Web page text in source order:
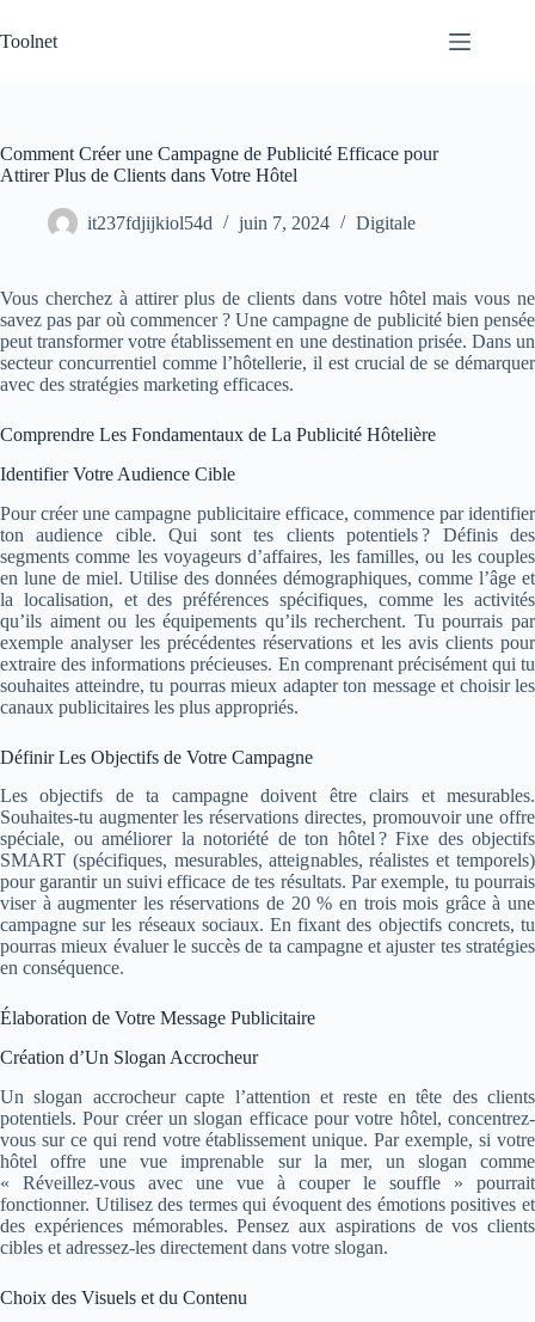
au
contenu
Toolnet
Comment Créer une Campagne de Publicité Efficace pour
Attirer Plus de Clients dans Votre Hôtel
it237fdjijkiol54d juin 7, 2024 Digitale
Vous cherchez à attirer plus de clients dans votre hôtel mais vous ne
savez pas par où commencer ? Une campagne de publicité bien pensée
peut transformer votre établissement en une destination prisée. Dans un
secteur concurrentiel comme l’hôtellerie, il est crucial de se démarquer
avec des stratégies marketing efficaces.
Comprendre Les Fondamentaux de La Publicité Hôtelière
Identifier Votre Audience Cible
Pour créer une campagne publicitaire efficace, commence par identifier
ton audience cible. Qui sont tes clients potentiels ? Définis des
segments comme les voyageurs d’affaires, les familles, ou les couples
en lune de miel. Utilise des données démographiques, comme l’âge et
la localisation, et des préférences spécifiques, comme les activités
qu’ils aiment ou les équipements qu’ils recherchent. Tu pourrais par
exemple analyser les précédentes réservations et les avis clients pour
extraire des informations précieuses. En comprenant précisément qui tu
souhaites atteindre, tu pourras mieux adapter ton message et choisir les
canaux publicitaires les plus appropriés.
Définir Les Objectifs de Votre Campagne
Les objectifs de ta campagne doivent être clairs et mesurables.
Souhaites-tu augmenter les réservations directes, promouvoir une offre
spéciale, ou améliorer la notoriété de ton hôtel ? Fixe des objectifs
SMART (spécifiques, mesurables, atteignables, réalistes et temporels)
pour garantir un suivi efficace de tes résultats. Par exemple, tu pourrais
viser à augmenter les réservations de 20 % en trois mois grâce à une
campagne sur les réseaux sociaux. En fixant des objectifs concrets, tu
pourras mieux évaluer le succès de ta campagne et ajuster tes stratégies
en conséquence.
Élaboration de Votre Message Publicitaire
Création d’Un Slogan Accrocheur
Un slogan accrocheur capte l’attention et reste en tête des clients
potentiels. Pour créer un slogan efficace pour votre hôtel, concentrez-
vous sur ce qui rend votre établissement unique. Par exemple, si votre
hôtel offre une vue imprenable sur la mer, un slogan comme
« Réveillez-vous avec une vue à couper le souffle » pourrait
fonctionner. Utilisez des termes qui évoquent des émotions positives et
des expériences mémorables. Pensez aux aspirations de vos clients
cibles et adressez-les directement dans votre slogan.
Choix des Visuels et du Contenu